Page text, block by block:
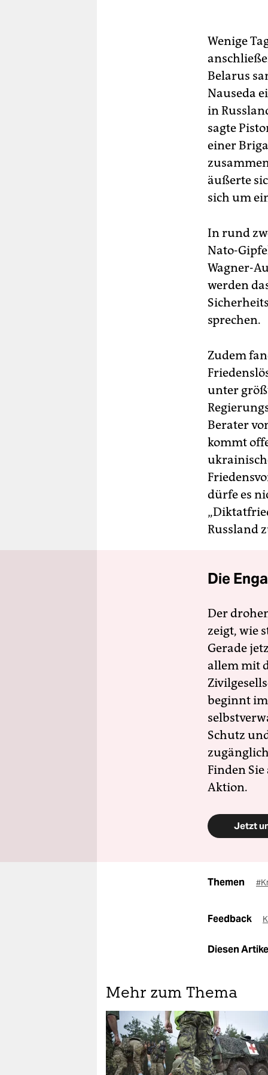
Wenige
Belarus
Nauseda
in
sagte
einer
äußerte
sich um
In rund
Nato-
Wagner-
werden
sprechen.
Zudem
unter
Berater
kommt
dürfe es
Russland
Die
Der
zeigt, wie
Gerade
allem mit
beginnt
Schutz
Finden
Aktion.
Jetzt
Themen
Feedback
Diesen
Mehr zum Thema